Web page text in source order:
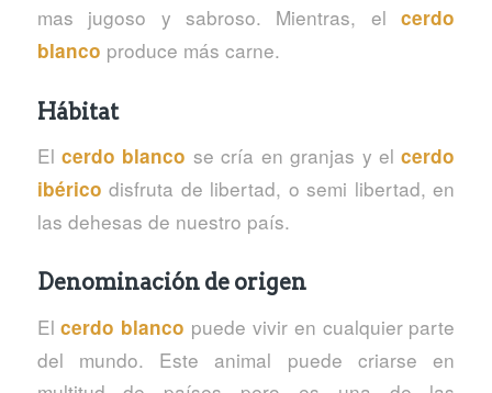
mas jugoso y sabroso. Mientras, elcerdo
blanco produce más carne.
Hábitat
Elcerdo blanco se cría en granjas y elcerdo
ibérico disfruta de libertad, o semi libertad, en
las dehesas de nuestro país.
Denominación de origen
Elcerdo blanco puede vivir en cualquier parte
del mundo. Este animal puede criarse en